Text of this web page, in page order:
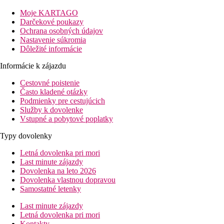
všetkých vekových kategórií.
Vzdialenosť
pláž: 0 m
letisko: 25 km
nákupné možnosti: 1 km
Popis izby
Dvojposteľová izba, Výhľad záhrada
centrálne ovládaná klimatizácia (hlavná sezóna)
telefón
TV so satelitným príjmom
kúpeľňa/WC (sušič vlasov)
trezor
balkón alebo terasa
Ostatné typy izieb(pokiaľ nie je uvedené inak, majú izby
vyššie uvedené vybavenie)
Dvojposteľová izba, Superior, Výhľad mora:
priestrannejšie
Moje KARTAGO
Darčekové poukazy
Ochrana osobných údajov
Nastavenie súkromia
Dôležité informácie
Informácie k zájazdu
Cestovné poistenie
Často kladené otázky
Podmienky pre cestujúcich
Služby k dovolenke
Vstupné a pobytové poplatky
Typy dovolenky
Letná dovolenka pri mori
Last minute zájazdy
Dovolenka na leto 2026
Dovolenka vlastnou dopravou
Samostatné letenky
Last minute zájazdy
Letná dovolenka pri mori